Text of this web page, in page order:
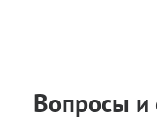
Вопросы и